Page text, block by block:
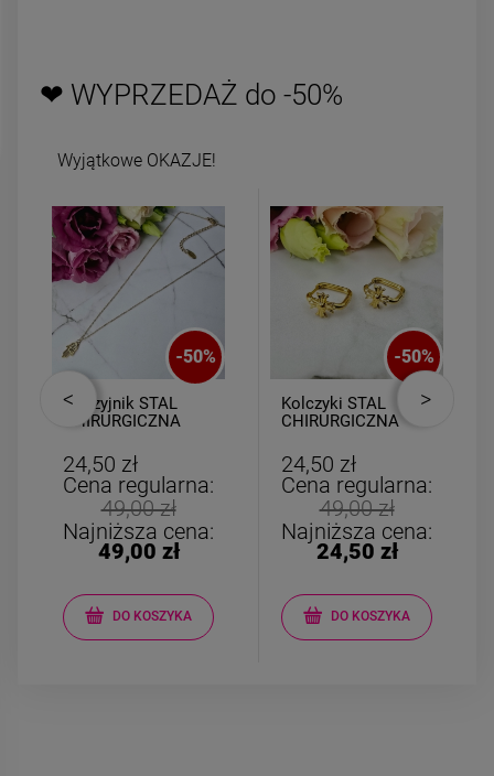
Kolczyki STAL
CHIRURGICZNA motylek
czarny
39,00 zł
Kolczyki STAL
CHIRURGICZNA
niebieski
DO KOSZYKA
❤ WYPRZEDAŻ do -50%
Wyjątkowe OKAZJE!
-50%
Naszyjnik STAL
CHIRURGICZNA
24,50 zł
Cena regularna:
49,00 zł
Najniższa cena:
49,00 zł
DO KOSZYKA
-50%
Kolczyki STAL
CHIRURGICZNA
24,50 zł
Cena regularna:
49,00 zł
Najniższa cena:
24,50 zł
DO KOSZYKA